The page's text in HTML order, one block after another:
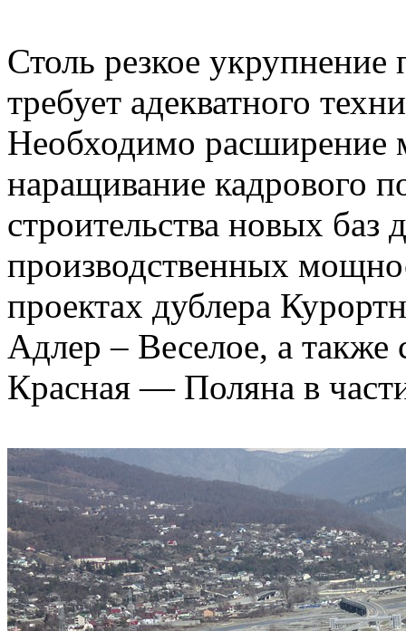
Столь резкое укрупнение
требует адекватного
Необходимо расширение
наращивание кадрового
строительства новых
производственных
проектах дублера
Адлер – Веселое, а
Красная — Поляна в